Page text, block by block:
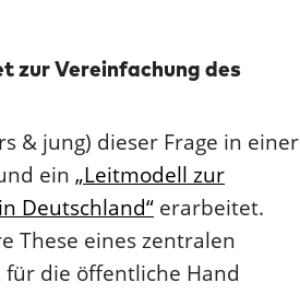
zur Verein­fachung des
& jung) dieser Frage in einer
ein „Leitmodell zur
Deutschland“ erarbeitet.
These eines zentralen
die öffentliche Hand